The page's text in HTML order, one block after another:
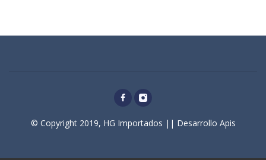
© Copyright 2019, HG Importados || Desarrollo Apis